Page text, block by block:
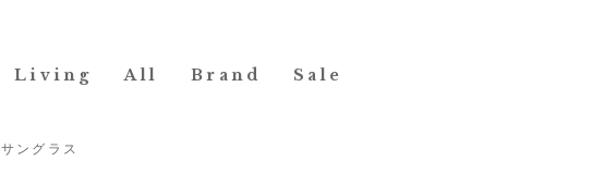
Living All Brand Sale
サングラス